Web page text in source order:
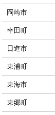
岡崎市
幸田町
日進市
東浦町
東海市
東郷町